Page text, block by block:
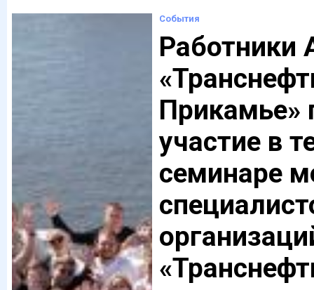
События
Работники
Прикамье»
участие в
семинаре